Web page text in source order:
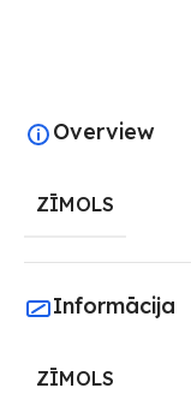
Overview
ZĪMOLS
Informācija
ZĪMOLS